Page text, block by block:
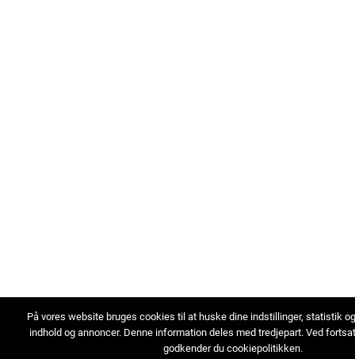
På vores website bruges cookies til at huske dine indstillinger, statistik
indhold og annoncer. Denne information deles med tredjepart. Ved
godkender du cookiepolitikken.